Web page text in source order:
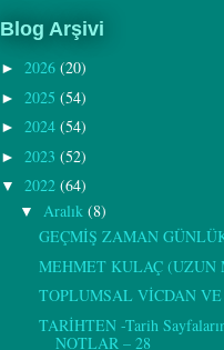
Blog Arşivi
► 2026 (20)
► 2025 (54)
► 2024 (54)
► 2023 (52)
▼ 2022 (64)
▼ Aralık (8)
GEÇMİŞ ZAMAN
MEHMET KULAÇ (UZUN
TOPLUMSAL VİCDAN
TARİHTEN -Tarih
NOTLAR – 28